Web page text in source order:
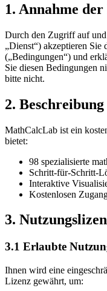
1. Annahme
Durch den Zugriff auf
„Dienst“) akzeptieren Sie
(„Bedingungen“) und
Sie diesen Bedingungen
bitte nicht.
2. Beschreibung
MathCalcLab ist ein
bietet:
98 spezialisierte
Schritt-für-Schritt-
Interaktive
Kostenlosen
3.
3.1 Erlaubte
Ihnen wird eine
Lizenz gewährt, um: